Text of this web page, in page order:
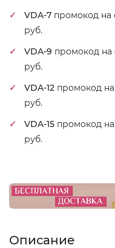
VDA-7 промокод на
руб.
VDA-9 промокод на
руб.
VDA-12 промокод
руб.
VDA-15 промокод
руб.
Описание